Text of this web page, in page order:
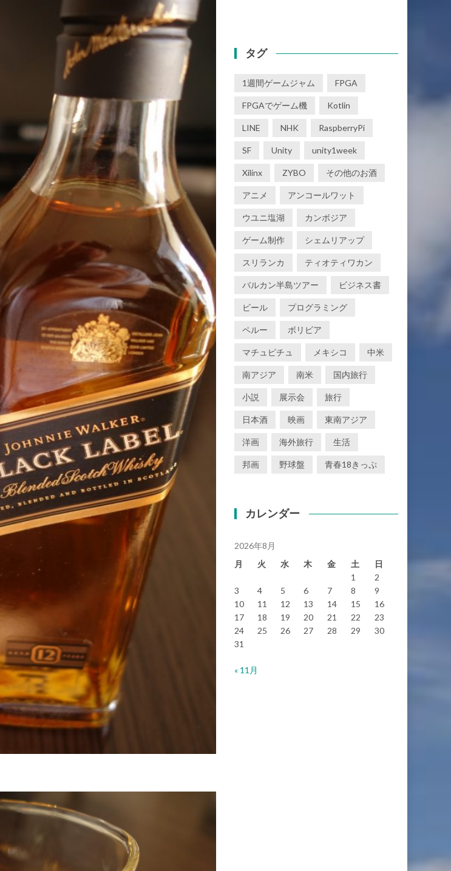
タグ
1週間ゲームジャム FPGA
FPGAでゲーム機 Kotlin
LINE NHK RaspberryPi
SF Unity unity1week
Xilinx ZYBO その他のお酒
アニメ アンコールワット
ウユニ塩湖 カンボジア
ゲーム制作 シェムリアップ
スリランカ ティオティワカン
バルカン半島ツアー ビジネス書
ビール プログラミング
ペルー ボリビア
マチュピチュ メキシコ 中米
南アジア 南米 国内旅行
小説 展示会 旅行
日本酒 映画 東南アジア
洋画 海外旅行 生活
邦画 野球盤 青春18きっぷ
カレンダー
2026年8月
月
火 水 木 金 土
日
1
2
3
4 5 6 7 8
9
10
11 12 13 14 15
16
17
18 19 20 21 22
23
24
25 26 27 28 29
30
31
« 11月